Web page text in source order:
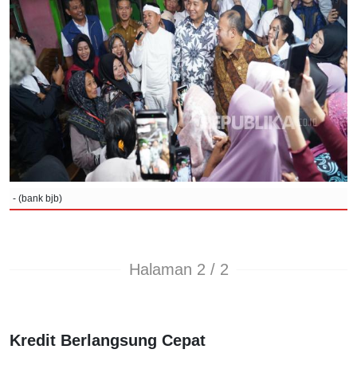
- (bank bjb)
Halaman 2 / 2
Kredit Berlangsung Cepat